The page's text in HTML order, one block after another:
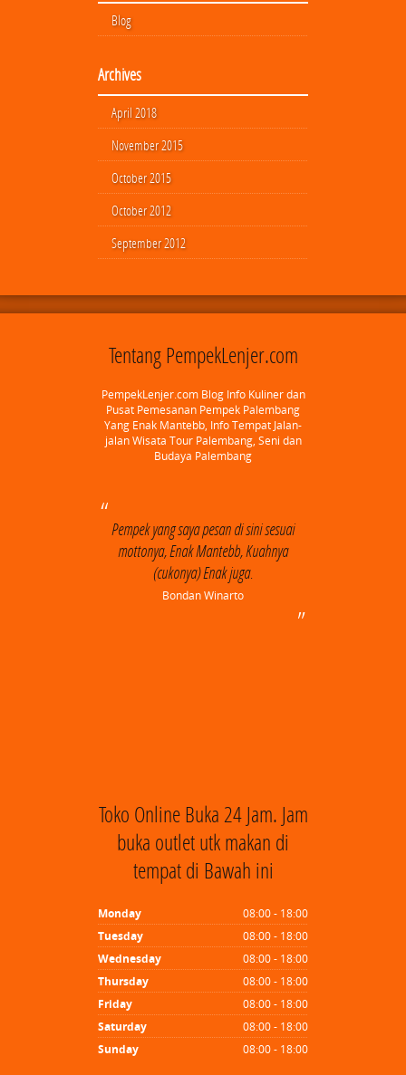
Blog
Archives
April 2018
November 2015
October 2015
October 2012
September 2012
Tentang PempekLenjer.com
PempekLenjer.com Blog Info Kuliner dan
Pusat Pemesanan Pempek Palembang
Yang Enak Mantebb, Info Tempat Jalan-
jalan Wisata Tour Palembang, Seni dan
Budaya Palembang
Pempek yang saya pesan di sini sesuai
mottonya, Enak Mantebb, Kuahnya
(cukonya) Enak juga.
Bondan Winarto
Toko Online Buka 24 Jam. Jam
buka outlet utk makan di
tempat di Bawah ini
Monday
08:00 - 18:00
Tuesday
08:00 - 18:00
Wednesday
08:00 - 18:00
Thursday
08:00 - 18:00
Friday
08:00 - 18:00
Saturday
08:00 - 18:00
Sunday
08:00 - 18:00